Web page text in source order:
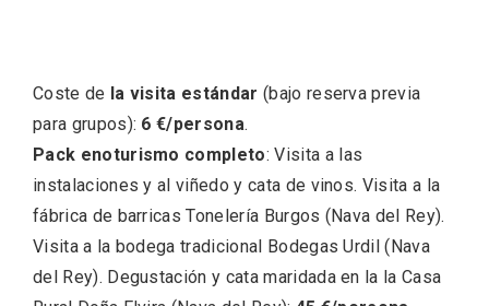
Coste de la visita estándar (bajo reserva previa
para grupos): 6 €/persona.
Pack enoturismo completo: Visita a las
instalaciones y al viñedo y cata de vinos. Visita a la
fábrica de barricas Tonelería Burgos (Nava del Rey).
Visita a la bodega tradicional Bodegas Urdil (Nava
del Rey). Degustación y cata maridada en la la Casa
arcos de la Iglesia de Santiago Apóstol